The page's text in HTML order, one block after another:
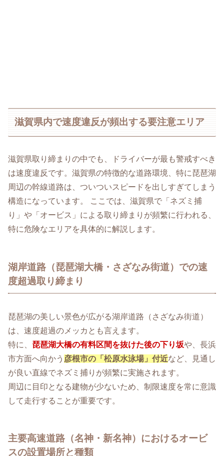
滋賀県内で速度違反が頻出する要注意エリア
滋賀県取り締まりの中でも、ドライバーが最も警戒すべき
は速度違反です。滋賀県の特徴的な道路環境、特に琵琶湖
周辺の幹線道路は、ついついスピードを出しすぎてしまう
構造になっています。 ここでは、滋賀県で「ネズミ捕
り」や「オービス」による取り締まりが頻繁に行われる、
特に危険なエリアを具体的に解説します。
湖岸道路（琵琶湖大橋・さざなみ街道）での速
度超過取り締まり
琵琶湖の美しい景色が広がる湖岸道路（さざなみ街道）
は、速度超過のメッカとも言えます。
特に、 琵琶湖大橋の有料区間を抜けた後の下り坂や、長浜
市方面へ向かう 彦根市の「松原水泳場」付近など、見通し
が良い直線でネズミ捕りが頻繁に実施されます。
周辺に目印となる建物が少ないため、制限速度を常に意識
して走行することが重要です。
主要高速道路（名神・新名神）におけるオービ
スの設置場所と種類